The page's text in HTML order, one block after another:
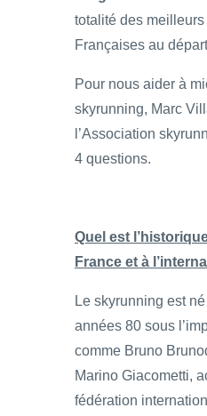
totalité des
Françaises au
Pour nous aider à
skyrunning, Marc
l’Association
4 questions.
Quel est
France et à
Le skyrunning est
années 80 sous
comme Bruno
Marino Giacometti,
fédération